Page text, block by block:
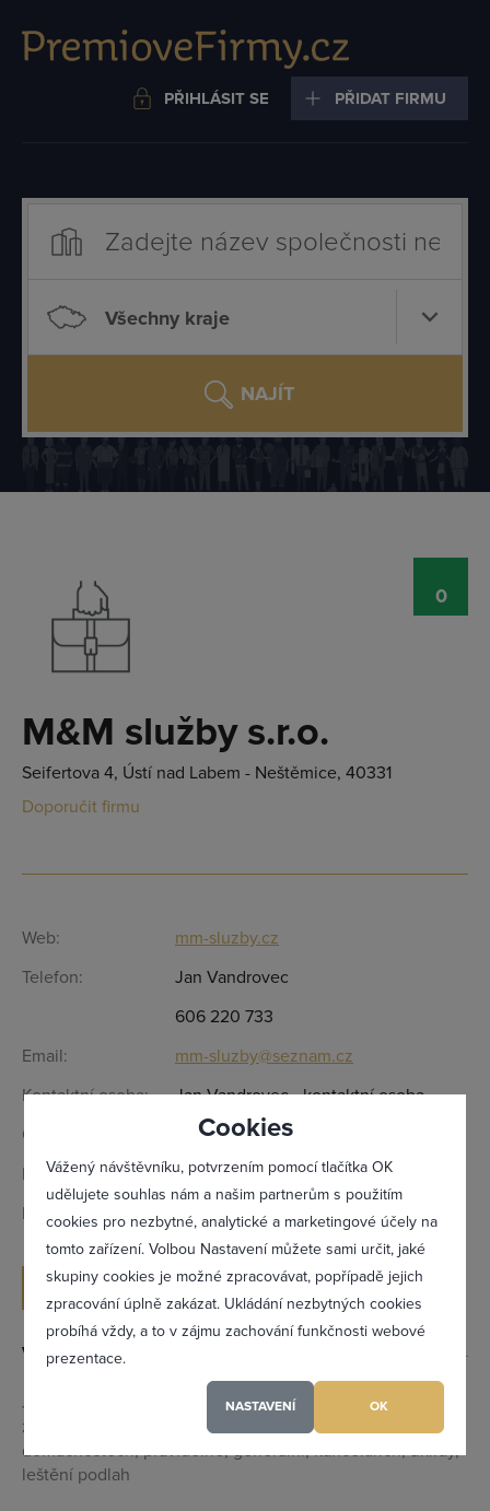
Cookies
Vážený návštěvníku, potvrzením pomocí tlačítka OK
udělujete souhlas nám a našim partnerům s použitím
cookies pro nezbytné, analytické a marketingové účely na
tomto zařízení. Volbou Nastavení můžete sami určit, jaké
skupiny cookies je možné zpracovávat, popřípadě jejich
zpracování úplně zakázat. Ukládání nezbytných cookies
probíhá vždy, a to v zájmu zachování funkčnosti webové
prezentace.
NASTAVENÍ OK
PŘIHLÁSIT SE PŘIDAT FIRMU
Všechny kraje
NAJÍT
M&M služby s.r.o.
Seifertova 4, Ústí nad Labem - Neštěmice, 40331
Doporučit firmu
0
Web:
mm-sluzby.cz
Telefon:
Jan Vandrovec
606 220 733
Email:
mm-sluzby@seznam.cz
Kontaktní osoba:
Jan Vandrovec - kontaktní osoba
Otevírací doba:
Dle domluvy
IČ:
01792831
DIČ:
CZ01792831
ODESLAT POPTÁVKU
Výrobky a služby
Jednorázové, vyklízecí práce po pozůstalých (sklepy), po
zednících a malířích, mytí oken, běžné, úklidové práce v
domácnostech, pravidelné, generální, kancelářích, úklidy,
leštění podlah
Zapomněl(a) jsem heslo
Registrovat se
Maximální zviditelnění ve výpisu firem